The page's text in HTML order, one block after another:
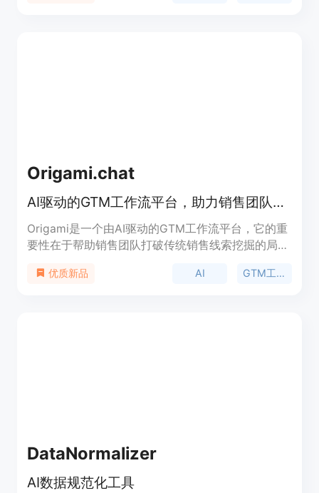
Origami.chat
AI驱动的GTM工作流平台，助力销售团队找客户、丰富数据、快速成交
Origami是一个由AI驱动的GTM工作流平台，它的重
要性在于帮助销售团队打破传统销售线索挖掘的局
客户，还能丰富数据，加快交易成交速度。产品背景
优质新品 AI GTM工作流
DataNormalizer
AI数据规范化工具